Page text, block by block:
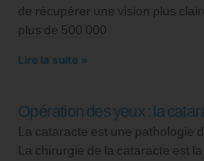
de récupérer une vision plus
plus de 500 000
Lire la suite »
Opération des yeux : la
La cataracte est une pathologie
La chirurgie de la cataracte est